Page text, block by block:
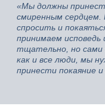
«Мы должны
смиренным сердцем.
спросить и
принимаем
тщательно, но сами
как и все люди, мы
принести покаяние